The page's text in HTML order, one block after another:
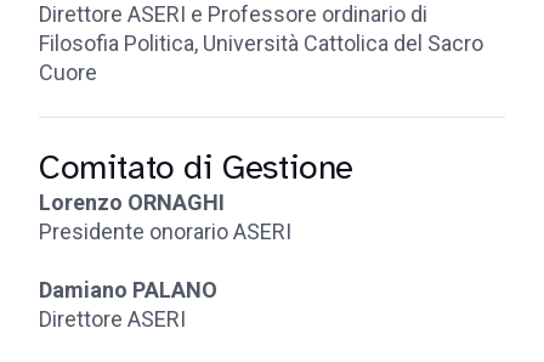
Direttore ASERI e Professore ordinario di
Filosofia Politica, Università Cattolica del Sacro
Cuore
Comitato di Gestione
Lorenzo ORNAGHI
Presidente onorario ASERI
Damiano PALANO
Direttore ASERI